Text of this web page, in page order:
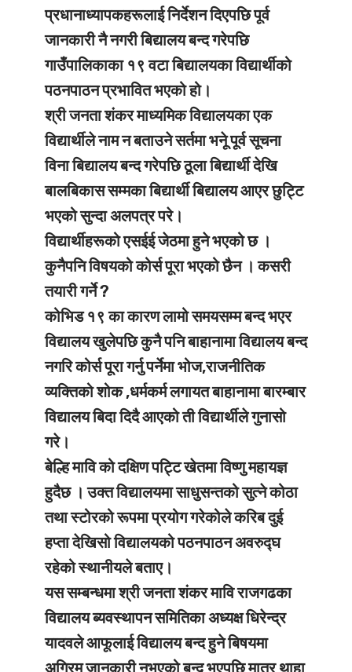
प्रधानाध्यापकहरूलाई निर्देशन दिएपछि पूर्व
जानकारी नै नगरी बिद्यालय बन्द गरेपछि
गाउँपालिकाका १९ वटा बिद्यालयका विद्यार्थीको
पठनपाठन प्रभावित भएको हो।
श्री जनता शंकर माध्यमिक विद्यालयका एक
विद्यार्थीले नाम न बताउने सर्तमा भनेू पूर्व सूचना
विना बिद्यालय बन्द गरेपछि ठूला बिद्यार्थी देखि
बालबिकास सम्मका बिद्यार्थी बिद्यालय आएर छुट्टि
भएको सुन्दा अलपत्र परे।
विद्यार्थीहरूको एसईई जेठमा हुने भएको छ ।
कुनैपनि विषयको कोर्स पूरा भएको छैन । कसरी
तयारी गर्ने ?
कोभिड १९ का कारण लामो समयसम्म बन्द भएर
विद्यालय खुलेपछि कुनै पनि बाहानामा विद्यालय बन्द
नगरि कोर्स पूरा गर्नु पर्नेमा भोज,राजनीतिक
व्यक्तिको शोक ,धर्मकर्म लगायत बाहानामा बारम्बार
विद्यालय बिदा दिदै आएको ती विद्यार्थीले गुनासो
गरे।
बेल्हि मावि को दक्षिण पट्टि खेतमा विष्णु महायज्ञ
हुदैछ । उक्त विद्यालयमा साधुसन्तको सुत्ने कोठा
तथा स्टोरको रूपमा प्रयोग गरेकोले करिब दुई
हप्ता देखिसो विद्यालयको पठनपाठन अवरुद्घ
रहेको स्थानीयले बताए।
यस सम्बन्धमा श्री जनता शंकर मावि राजगढका
विद्यालय ब्यवस्थापन समितिका अध्यक्ष धिरेन्द्र
यादवले आफूलाई विद्यालय बन्द हुने बिषयमा
अग्रिम जानकारी नभएको बन्द भएपछि मात्र थाहा